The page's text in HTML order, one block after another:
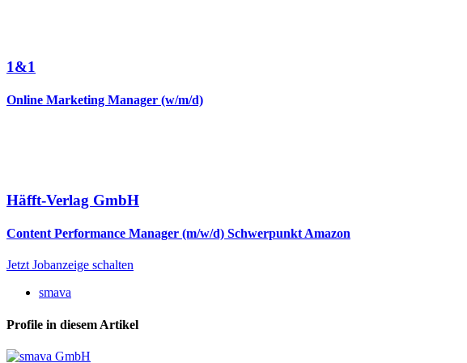
1&1
Online Marketing Manager (w/m/d)
Häfft-Verlag GmbH
Content Performance Manager (m/w/d) Schwerpunkt Amazon
Jetzt Jobanzeige schalten
smava
Profile in diesem Artikel